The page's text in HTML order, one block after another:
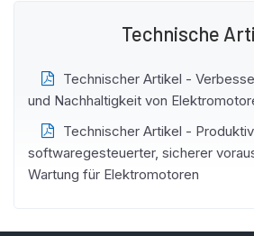
Technische
Technischer Artikel -
und Nachhaltigkeit von
Technischer Artikel -
softwaregesteuerter, sicherer
Wartung für Elektromotoren